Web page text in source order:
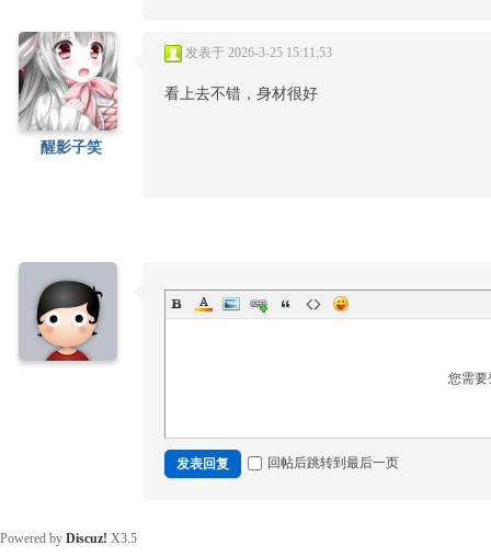
醒影子笑
发表于 2026-3-25 15:11:53
看上去不错，身材很好
您需
发表回复 回帖后跳转到最后一页
Powered by Discuz! X3.5